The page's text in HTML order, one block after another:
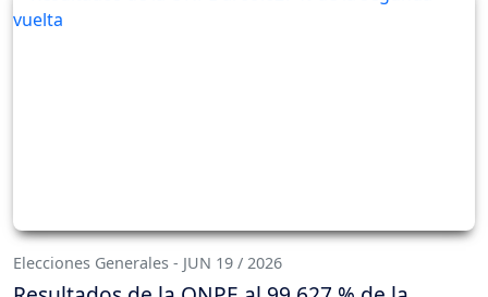
Elecciones Generales - JUN 19 / 2026